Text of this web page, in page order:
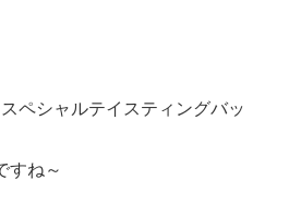
ペシャルテイスティングバッ
すね～